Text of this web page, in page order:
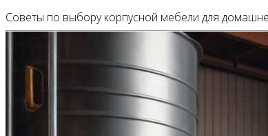
Советы по выбору корпусной мебели для